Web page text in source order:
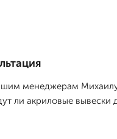
менеджерам
ли акриловые